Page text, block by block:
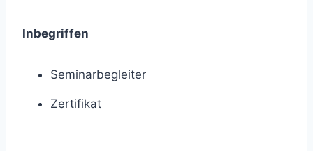
Inbegriffen
Seminarbegleiter
Zertifikat